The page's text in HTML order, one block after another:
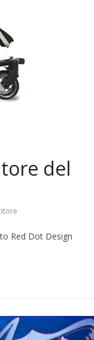
del
Red Dot Design